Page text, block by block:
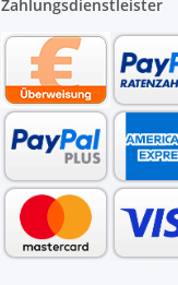
Zahlungsdienstleister